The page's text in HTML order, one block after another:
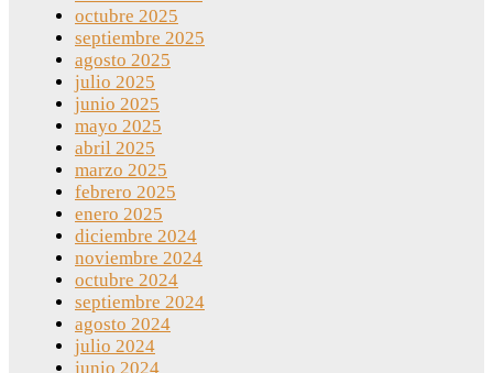
octubre 2025
septiembre 2025
agosto 2025
julio 2025
junio 2025
mayo 2025
abril 2025
marzo 2025
febrero 2025
enero 2025
diciembre 2024
noviembre 2024
octubre 2024
septiembre 2024
agosto 2024
julio 2024
junio 2024